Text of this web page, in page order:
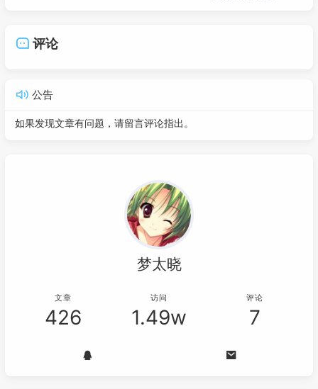
评论
公告
如果发现文章有问题，请留言评论指出。
梦太晓
文章
426
访问
1.49w
评论
7